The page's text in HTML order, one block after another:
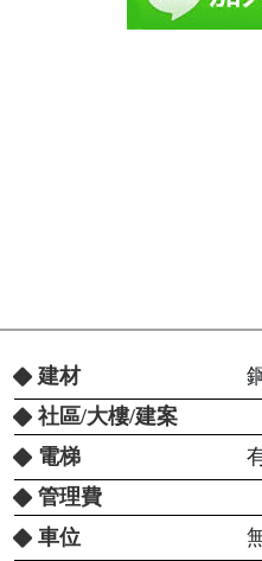
建材
社區/大樓/建案
電梯
管理費
車位